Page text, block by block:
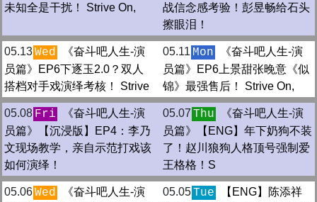
未知全是干扰！ Strive On,
战信念感考验！彭昱畅给石头
擦眼泪！
05.13Wed
《奋斗吧人生-演
员篇》EP6下逐玉2.0？双人
搭档对手戏演绎考核！ Strive
05.11 Mon
《奋斗吧人生-演
员篇》EP6上景甜张晚意《似
锦》最强售后！ Strive On,
05.08 Fri
《奋斗吧人生-演
员篇》【沉浸版】EP4：李乃
文现场教学，亲自示范打戏该
如何演绎！
05.07 Thu
《奋斗吧人生-演
员篇》【ENG】年下奶狗不装
了！赵川狼狗人格顶号强制爱
王格格！S
05.06Wed
《奋斗吧人生-演
05.05Tue
【ENG】陈添祥